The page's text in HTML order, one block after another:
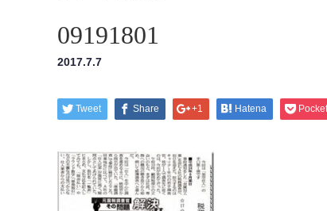
09191801
2017.7.7
Tweet Share +1 Hatena Pocket